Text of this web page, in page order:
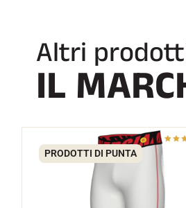
Altri
IL
PRODOTTI DI PUNTA